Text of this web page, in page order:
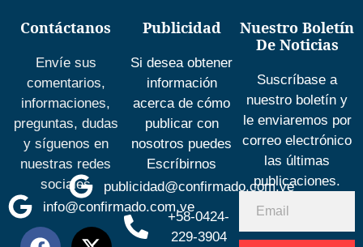
Contáctanos
Envíe sus
comentarios,
informaciones,
preguntas, dudas
y síguenos en
nuestras redes
sociales
info@confirmado.com.ve
Publicidad
Si desea obtener
información
acerca de cómo
publicar con
nosotros puedes
Escríbirnos
publicidad@confirmado.com.ve
+58-0424-
229-3904
Nuestro Boletín
De Noticias
Suscríbase a
nuestro boletín y
le enviaremos por
correo electrónico
las últimas
publicaciones.